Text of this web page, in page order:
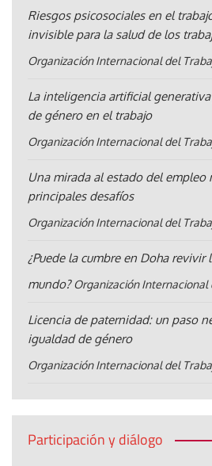
Riesgos psicosociales en el
invisible para la salud de los
Organización Internacional del
La inteligencia artificial
de género en el trabajo
Organización Internacional del
Una mirada al estado del empleo
principales desafíos
Organización Internacional del
¿Puede la cumbre en Doha revivir
mundo? Organización Internacional
Licencia de paternidad: un paso
igualdad de género
Organización Internacional del
Participación y diálogo